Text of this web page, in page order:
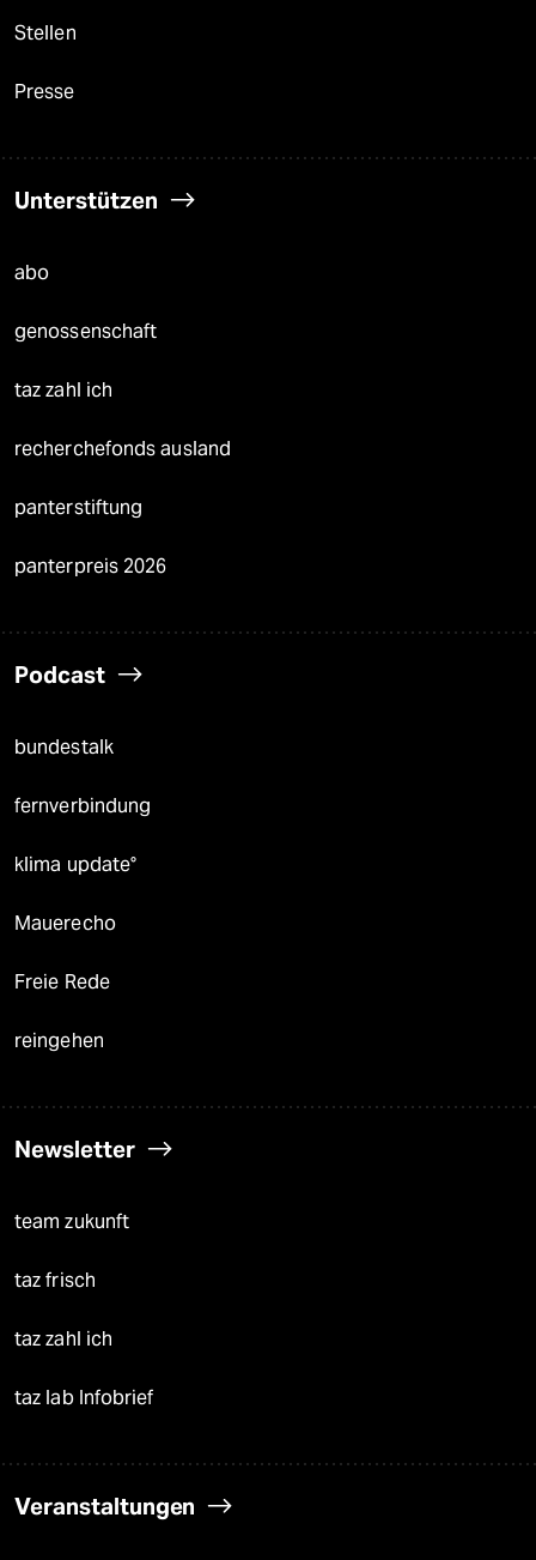
Stellen
Presse
Unterstützen
abo
genossenschaft
taz zahl ich
recherchefonds ausland
panterstiftung
panterpreis 2026
Podcast
bundestalk
fernverbindung
klima update°
Mauerecho
Freie Rede
reingehen
Newsletter
team zukunft
taz frisch
taz zahl ich
taz lab Infobrief
Veranstaltungen